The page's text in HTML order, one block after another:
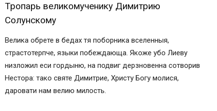
Тропарь великомученику Димитрию
Солунскому
Велика обрете в бедах тя поборника вселенныя,
страстотерпче, языки побеждающа. Якоже убо Лиеву
низложил еси гордыню, на подвиг дерзновенна сотворив
Нестора: тако святе Димитрие, Христу Богу молися,
даровати нам велию милость.